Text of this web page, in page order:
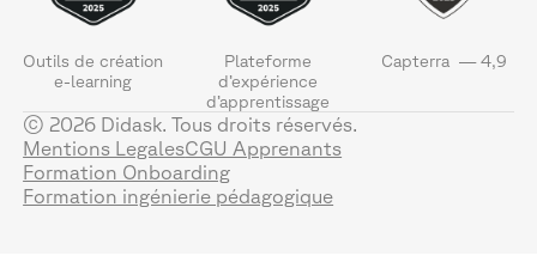
Outils de création
e-learning
Plateforme
d’expérience
d’apprentissage
Capterra — 4,9
© 2026 Didask. Tous droits réservés.
Mentions LegalesCGU Apprenants
Formation Onboarding
Formation ingénierie pédagogique